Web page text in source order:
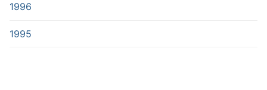
1996
1995